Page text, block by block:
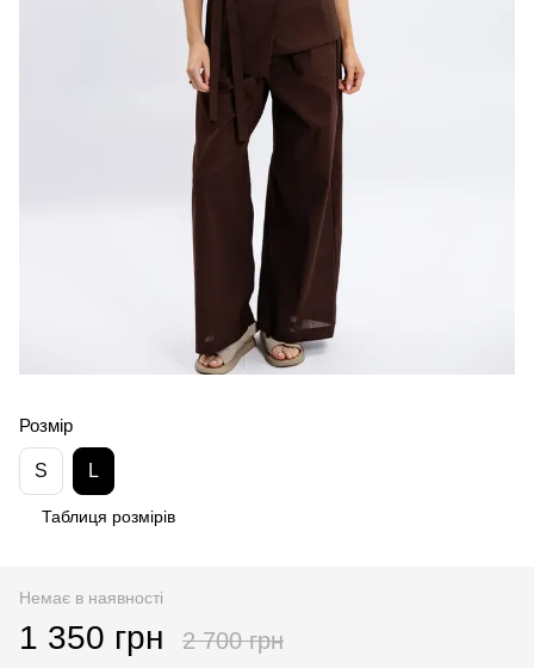
Розмір
S L
Таблиця розмірів
Немає в наявності
1 350 грн 2 700 грн